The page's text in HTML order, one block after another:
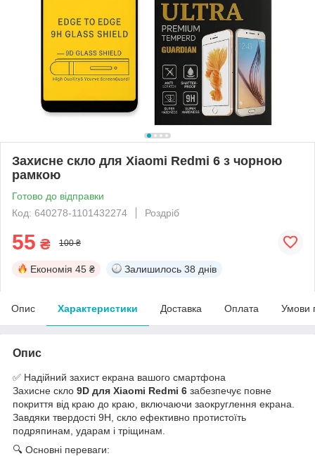
Захисне скло для Xiaomi Redmi 6 з чорною
рамкою
Готово до відправки
Код: 640278-1101432274
Роздріб
55 ₴ 100 ₴
Економія 45 ₴ Залишилось 38 днів
Опис Характеристики Доставка Оплата Умови
Опис
✅ Надійний захист екрана вашого смартфона
Захисне скло 9D для Xiaomi Redmi 6 забезпечує повне
покриття від краю до краю, включаючи заокруглення екрана.
Завдяки твердості 9H, скло ефективно протистоїть
подряпинам, ударам і тріщинам.
🔍 Основні переваги: